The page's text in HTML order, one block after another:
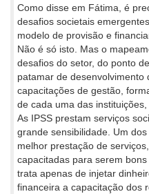
Como disse em Fátima, é
desafios societais
modelo de provisão e
Não é só isto. Mas o
desafios do setor, do ponto
patamar de
capacitações de gestão,
de cada uma das
As IPSS prestam serviços
grande sensibilidade. Um
melhor prestação de
capacitadas para serem
trata apenas de injetar
financeira a capacitação dos